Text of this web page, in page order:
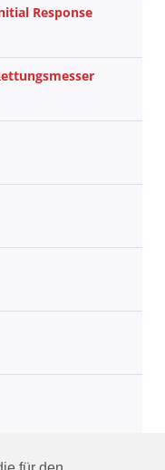
Response